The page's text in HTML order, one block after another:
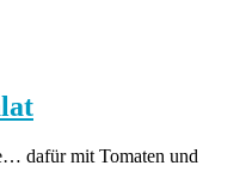
dafür mit Tomaten und